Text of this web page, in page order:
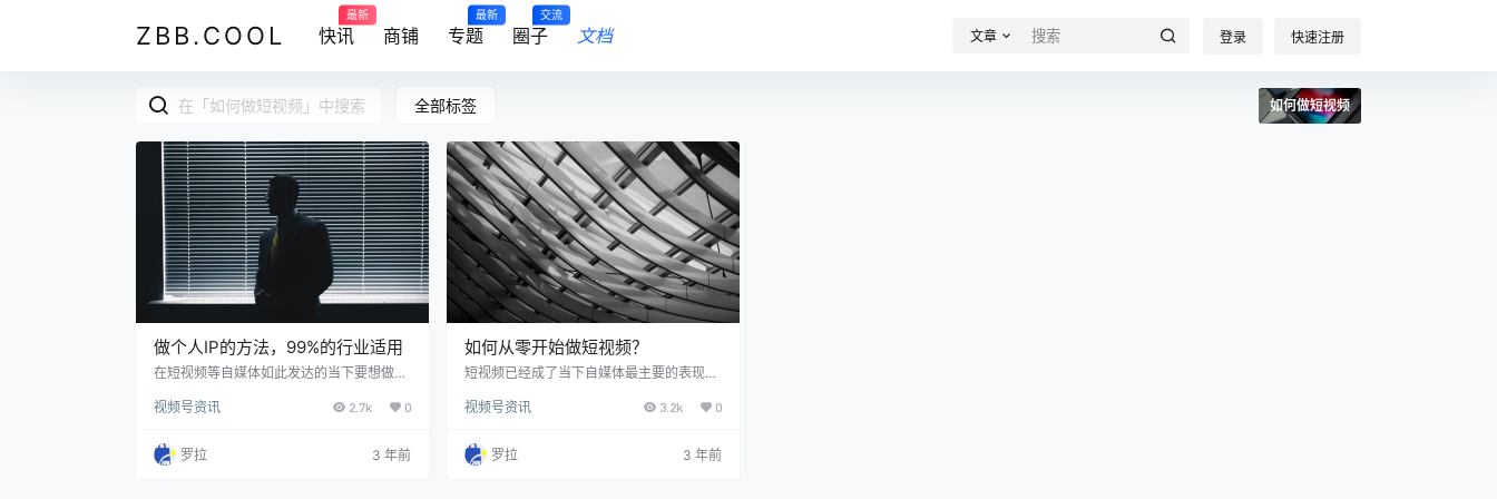
ZBB.COOL 快讯
最新
商铺 专题
最新
圈子
交流
文档 文章 登录 快速注册
全部标签 如何做短视频
做个人IP的方法，99%的行业适用
在短视频等自媒体如此发达的当下要想做好
果。 那如何从零开始建立个人IP呢？ 有以
规划 4.内容输出 5.后端私域运营 1.变现路
径 明白这个至关重要。做一个自媒体账号，
视频号资讯 2.7k 0
罗拉 3 年前
如何从零开始做短视频？
短视频已经成了当下自媒体最主要的表现形
视频号也是可以重点发力的赛道。 大家都想
步、账号搭建。 账号搭建核心是要确立自己
的人设，就是所谓的账号定位。这就是别人
视频号资讯 3.2k 0
罗拉 3 年前